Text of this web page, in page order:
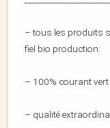
– tous les produits
fiel bio production:
– 100% courant vert
– qualité